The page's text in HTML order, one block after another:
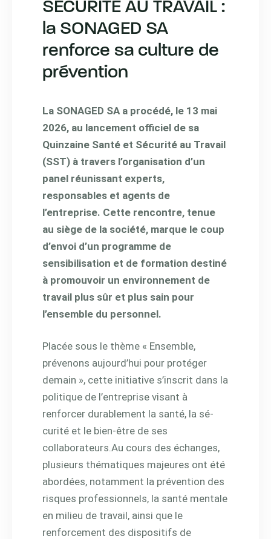
SÉCURITÉ AU TRAVAIL :
la SONAGED SA
renforce sa culture de
prévention
La SONAGED SA a procédé, le 13 mai
2026, au lancement officiel de sa
Quinzaine Santé et Sécurité au Travail
(SST) à travers l’organisation d’un
panel réunissant experts,
responsables et agents de
l’entreprise. Cette rencontre, tenue
au siège de la société, marque le coup
d’envoi d’un programme de
sensibilisation et de formation destiné
à promouvoir un environnement de
travail plus sûr et plus sain pour
l’ensemble du personnel.
Placée sous le thème « Ensemble,
prévenons aujourd’hui pour protéger
demain », cette initiative s’inscrit dans la
politique de l’entreprise visant à
renforcer durablement la santé, la sé-
curité et le bien-être de ses
collaborateurs. Au cours des échanges,
plusieurs thématiques majeures ont été
abordées, notamment la prévention des
risques professionnels, la santé mentale
en milieu de travail, ainsi que le
renforcement des dispositifs de